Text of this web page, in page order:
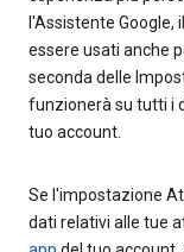
l'Assistente Google,
essere usati anche
seconda delle
funzionerà su tutti i
tuo account.
Se l'impostazione
dati relativi alle tue